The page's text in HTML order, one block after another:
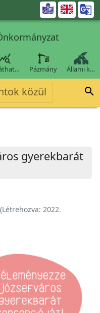


Pázmány Állami k…
közül 
gyerekbarát
(Létrehozva: 2022.